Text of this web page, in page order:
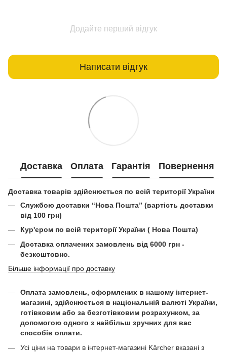
Додайте перший відгук
Написати відгук
Доставка Оплата Гарантія Повернення
Доставка товарів здійснюється по всій території України
Службою доставки “Нова Пошта” (вартість доставки
від 100 грн)
Кур'єром по всій території України ( Нова Пошта)
Доставка оплачених замовлень від 6000 грн -
безкоштовно.
Більше інформації про доставку
Оплата замовлень, оформлених в нашому інтернет-
магазині, здійснюється в національній валюті України,
готівковим або за безготівковим розрахунком, за
допомогою одного з найбільш зручних для вас
способів оплати.
Усі ціни на товари в інтернет-магазині Kärcher вказані з